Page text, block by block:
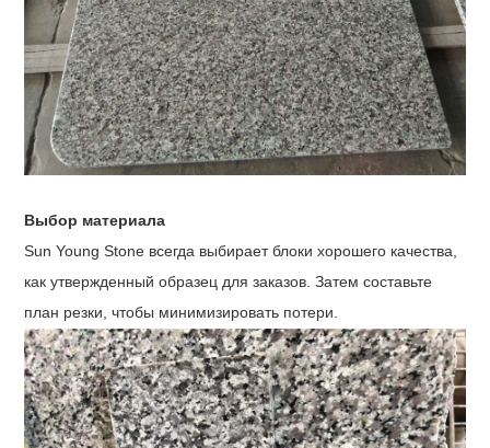
Выбор материала
Sun Young Stone всегда выбирает блоки хорошего качества,
как утвержденный образец для заказов. Затем составьте
план резки, чтобы минимизировать потери.